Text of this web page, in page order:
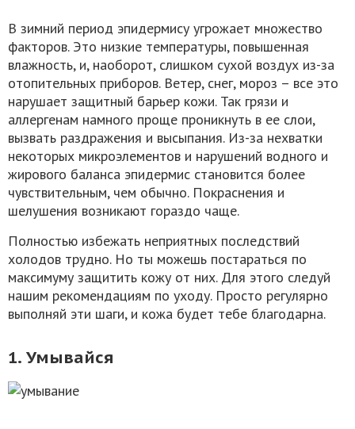
В зимний период эпидермису угрожает множество
факторов. Это низкие температуры, повышенная
влажность, и, наоборот, слишком сухой воздух из-за
отопительных приборов. Ветер, снег, мороз – все это
нарушает защитный барьер кожи. Так грязи и
аллергенам намного проще проникнуть в ее слои,
вызвать раздражения и высыпания. Из-за нехватки
некоторых микроэлементов и нарушений водного и
жирового баланса эпидермис становится более
чувствительным, чем обычно. Покраснения и
шелушения возникают гораздо чаще.
Полностью избежать неприятных последствий
холодов трудно. Но ты можешь постараться по
максимуму защитить кожу от них. Для этого следуй
нашим рекомендациям по уходу. Просто регулярно
выполняй эти шаги, и кожа будет тебе благодарна.
1. Умывайся